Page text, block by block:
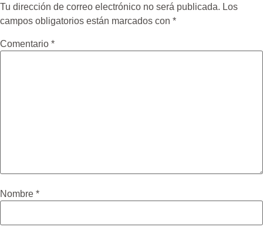
Tu dirección de correo electrónico no será publicada. Los
campos obligatorios están marcados con *
Comentario *
Nombre *